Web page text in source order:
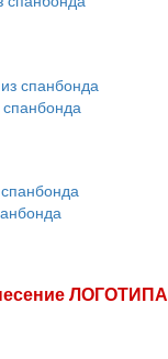
ЛОГОТИПА